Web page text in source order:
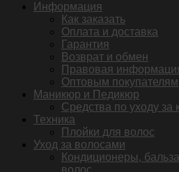
Информация
Как заказать
Оплата и доставка
Гарантия
Возврат и обмен
Правовая
Оптовым покупателям
Маникюр и Педикюр
Средства по уходу за
Техника
Плойки для волос
Уход за волосами
Кондиционеры,